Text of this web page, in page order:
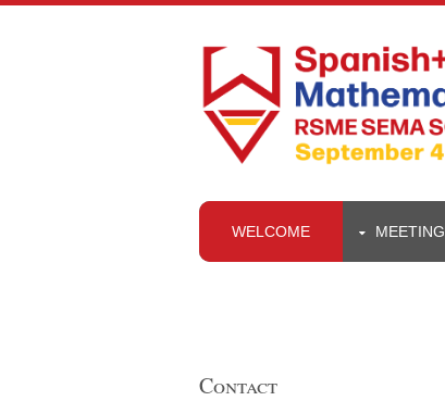
WELCOME MEETING
Contact